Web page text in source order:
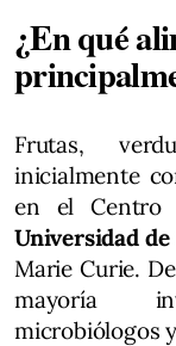
¿En qué
Frutas,
inicialmente
en el Centro
Universidad
Marie Curie.
mayoría
microbiólogos